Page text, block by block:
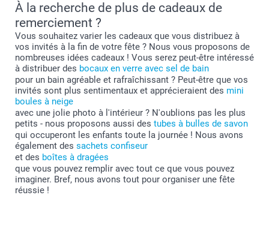
À la recherche de plus de cadeaux de
remerciement ?
Vous souhaitez varier les cadeaux que vous distribuez à
vos invités à la fin de votre fête ? Nous vous proposons de
nombreuses idées cadeaux ! Vous serez peut-être intéressé
à distribuer des bocaux en verre avec sel de bain
pour un bain agréable et rafraîchissant ? Peut-être que vos
invités sont plus sentimentaux et apprécieraient des mini
boules à neige
avec une jolie photo à l'intérieur ? N'oublions pas les plus
petits - nous proposons aussi des tubes à bulles de savon
qui occuperont les enfants toute la journée ! Nous avons
également des sachets confiseur
et des boîtes à dragées
que vous pouvez remplir avec tout ce que vous pouvez
imaginer. Bref, nous avons tout pour organiser une fête
réussie !